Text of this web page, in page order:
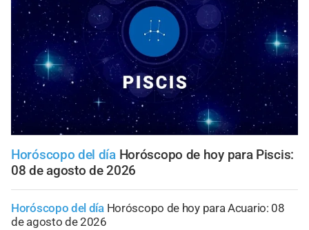
Horóscopo del día Horóscopo de hoy para Piscis:
08 de agosto de 2026
Horóscopo del día Horóscopo de hoy para Acuario: 08
de agosto de 2026